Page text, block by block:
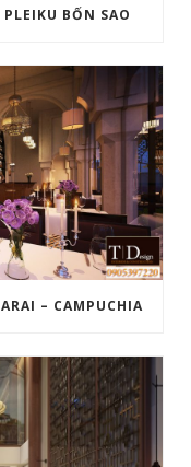
BỐN SAO
– CAMPUCHIA